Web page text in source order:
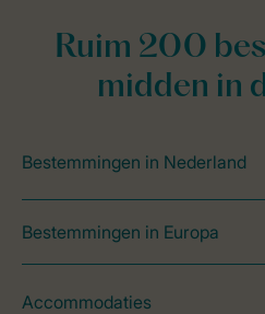
Ruim 200
midden in
Bestemmingen in Nederland
Bestemmingen in Europa
Accommodaties